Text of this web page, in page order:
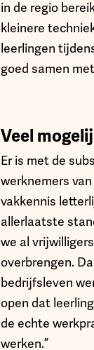
in de regio
kleinere
leerlingen
goed samen
Veel
Er is met de
werknemers
vakkennis
allerlaatste
we al
overbrengen.
bedrijfsleven
open dat
de echte
werken.”